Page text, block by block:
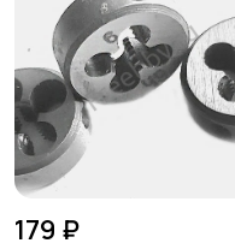
179 ₽